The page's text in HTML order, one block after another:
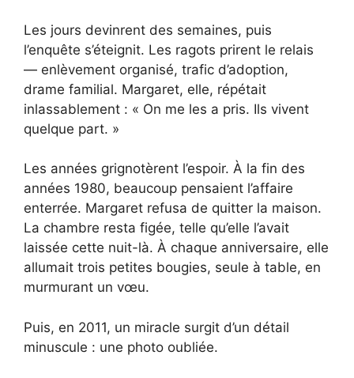
Les jours devinrent des semaines, puis
l’enquête s’éteignit. Les ragots prirent le relais
— enlèvement organisé, trafic d’adoption,
drame familial. Margaret, elle, répétait
inlassablement : « On me les a pris. Ils vivent
quelque part. »
Les années grignotèrent l’espoir. À la fin des
années 1980, beaucoup pensaient l’affaire
enterrée. Margaret refusa de quitter la maison.
La chambre resta figée, telle qu’elle l’avait
laissée cette nuit-là. À chaque anniversaire, elle
allumait trois petites bougies, seule à table, en
murmurant un vœu.
Puis, en 2011, un miracle surgit d’un détail
minuscule : une photo oubliée.